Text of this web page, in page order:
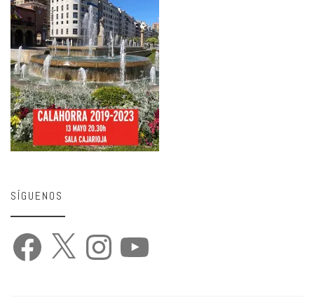
SÍGUENOS
Facebook Instagram YouTube